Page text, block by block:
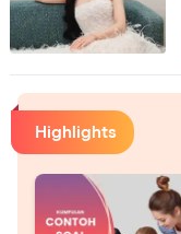
Highlights